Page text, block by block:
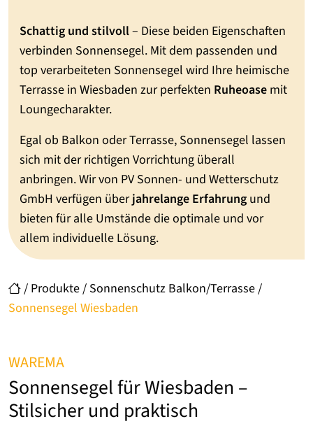
/ Produkte/ Sonnenschutz Balkon/Terrasse/
Sonnensegel Wiesbaden
Schattig und stilvoll– Diese beiden Eigenschaften
verbinden Sonnensegel. Mit dem passenden und
top verarbeiteten Sonnensegel wird Ihre heimische
Terrasse in Wiesbaden zur perfekten Ruheoase mit
Loungecharakter.
Egal ob Balkon oder Terrasse, Sonnensegel lassen
sich mit der richtigen Vorrichtung überall
anbringen. Wir von PV Sonnen- und Wetterschutz
GmbH verfügen überjahrelange Erfahrung und
bieten für alle Umstände die optimale und vor
allem individuelle Lösung.
WAREMA
Sonnensegel für Wiesbaden –
Stilsicher und praktisch